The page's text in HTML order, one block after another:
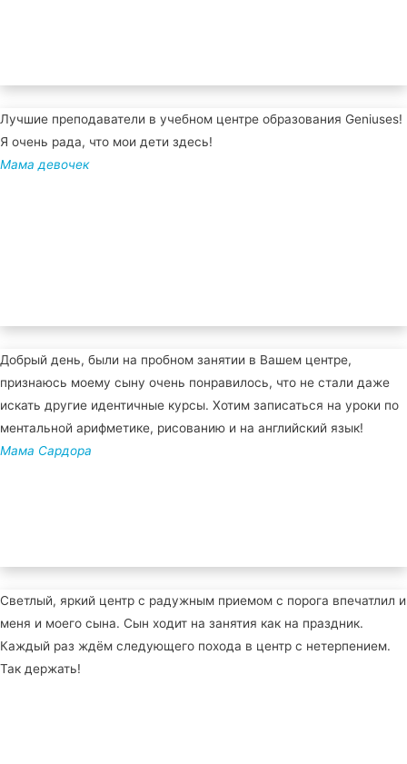
Лучшие преподаватели в учебном центре образования Geniuses!
Я очень рада, что мои дети здесь!
Мама девочек
Добрый день, были на пробном занятии в Вашем центре,
признаюсь моему сыну очень понравилось, что не стали даже
искать другие идентичные курсы. Хотим записаться на уроки по
ментальной арифметике, рисованию и на английский язык!
Мама Сардора
Светлый, яркий центр с радужным приемом с порога впечатлил и
меня и моего сына. Сын ходит на занятия как на праздник.
Каждый раз ждём следующего похода в центр с нетерпением.
Так держать!